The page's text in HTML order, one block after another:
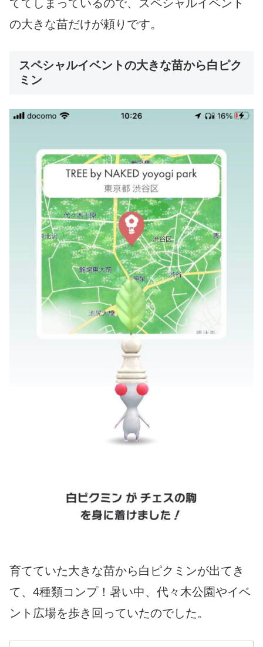
ててしまっているので、スペシャルイベント
の大きな苗だけが頼りです。
スペシャルイベントの大きな苗から白ピク
ミン
育てていた大きな苗から白ピクミンが出てき
て、4種類コンプ！暑い中、代々木公園やイベ
ント広場を歩き回っていたのでした。